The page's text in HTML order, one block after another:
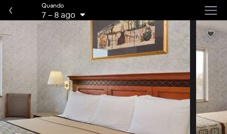
Quando
7 –8 ago